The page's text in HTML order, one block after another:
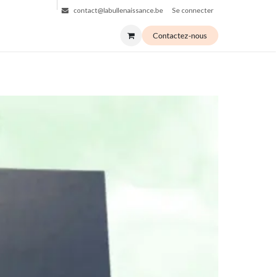
contact@labullenaissance.be Se connecter
Contactez-nous